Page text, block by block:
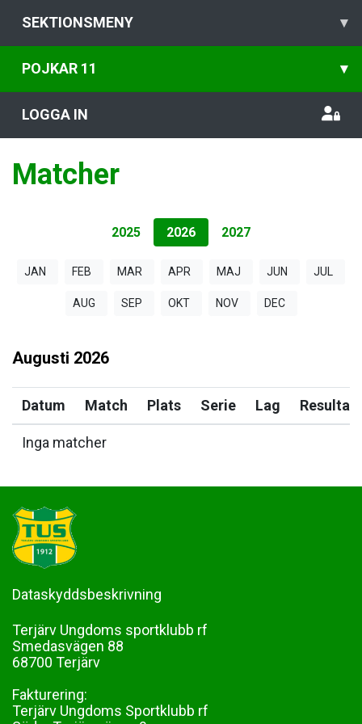
SEKTIONSMENY ▾
POJKAR 11 ▾
LOGGA IN
Matcher
2025 2026 2027
JAN FEB MAR APR MAJ JUN JUL
AUG SEP OKT NOV DEC
Augusti 2026
Datum Match Plats Serie Lag Resultat
Inga matcher
Dataskyddsbeskrivning
Terjärv Ungdoms sportklubb rf
Smedasvägen 88
68700 Terjärv
Fakturering:
Terjärv Ungdoms Sportklubb rf